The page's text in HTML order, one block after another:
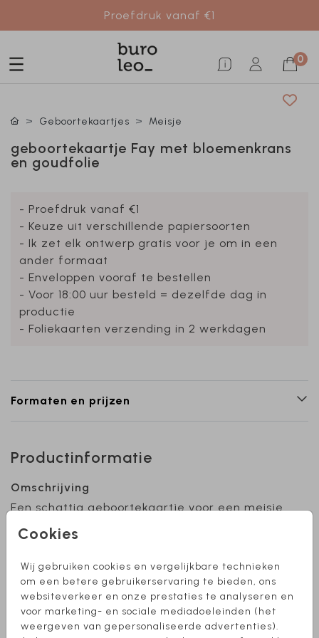
Proefdruk vanaf €1
0
Cookies
Wij gebruiken cookies en vergelijkbare technieken
om een betere gebruikerservaring te bieden, ons
websiteverkeer en onze prestaties te analyseren en
voor marketing- en sociale mediadoeleinden (het
weergeven van gepersonaliseerde advertenties).
Geboortekaartjes Meisje
geboortekaartje Fay met bloemenkrans
en goudfolie
- Proefdruk vanaf €1
- Keuze uit verschillende papiersoorten
- Ik zet elk ontwerp gratis voor je om in een
ander formaat
- Enveloppen vooraf te bestellen
- Voor 18:00 uur besteld = dezelfde dag in
productie
- Foliekaarten verzending in 2 werkdagen
Formaten en prijzen
Productinformatie
Omschrijving
Een schattig geboortekaartje voor een meisje
met bloemenkrans. Naam en krans staan in
goudfolie. De achtergrond en foliekleur zijn
naar wens aan te passen. Hulp nodig bij het
ontwerpen van je kaartje? Stuur mij een
berichtje!
Toon meer
Collectie